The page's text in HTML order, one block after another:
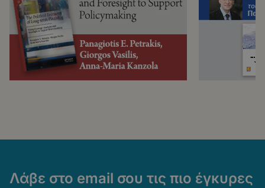
Λάβε στο email σου τις πιο έγκυρες